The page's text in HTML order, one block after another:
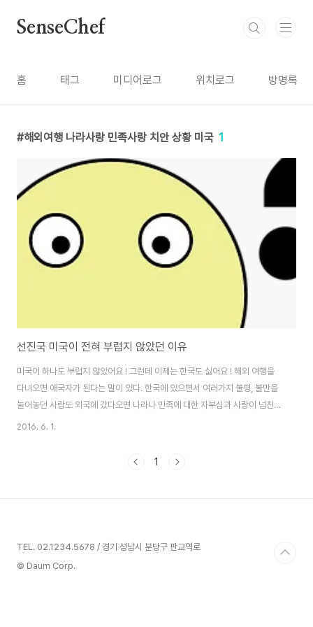
SenseChef
홈 태그 미디어로그 위치로그 방명록
해외여행 나라사랑 민족사랑 치안 상황 미국 1
선진국 미국이 전혀 부럽지 않았던 이유
미국이 하나도 부럽지 않았어요 ! 그런데 이제는 한국도 싫어요 ! 해외 여행을
다녀오면 애국자가 된다는 말이 있다. 한국에 있으면서 여러가지 불평, 불만을
늘어놓던 사람도 외국에 갔다오면 나라나 민족에 대한 자부심과 사랑이 넘친다
는 의미이다. 외국에 나가보니 비로소 얼마나 우리 땅, 우리 사람들이 좋은지 알
로 돕고 살려는 상부상조의 정신이 바탕에 깔려있어서 좋았다. 그래서 세계 1등
2016. 6. 1.
1
TEL. 02.1234.5678 / 경기 성남시 분당구 판교역로
© Daum Corp.